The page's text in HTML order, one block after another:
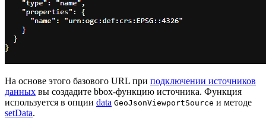
На основе этого базового URL при подключении источников
данных вы создадите bbox-функцию источника. Функция
используется в опции data GeoJsonViewportSource и методе
setData.